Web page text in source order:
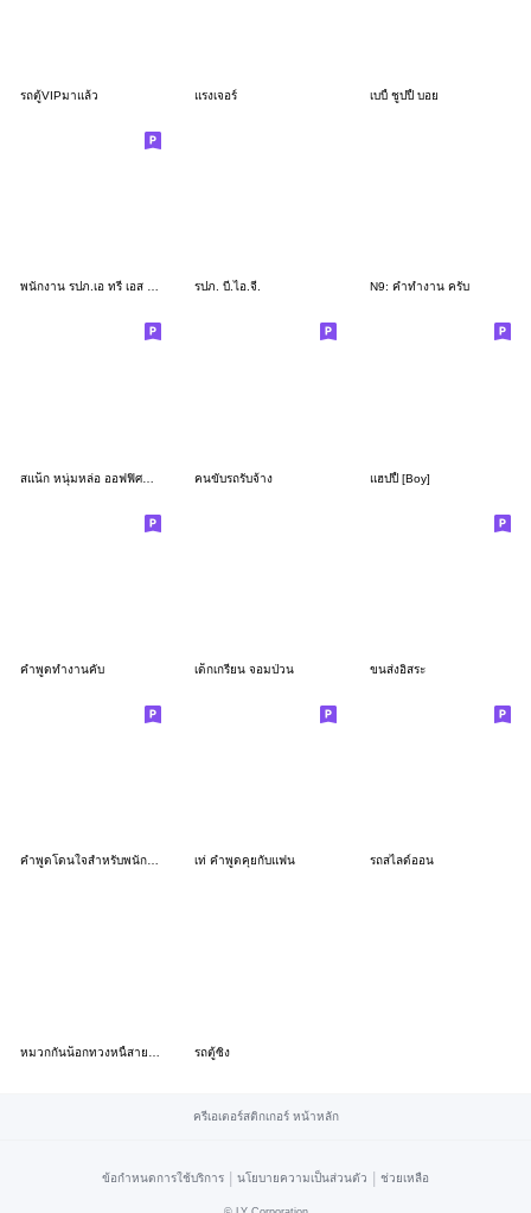
รถตู้VIPมาแล้ว แรงเจอร์ เบบี้ ชูปปี้ บอย
พนักงาน รปภ.เอ ทรี เอส โพรเทคชั่น รปภ. บี.ไอ.จี. N9: คำทำงาน ครับ
คนขับรถรับจ้าง แฮปปี้ [Boy]
คำพูดทำงานคับ เด็กเกรียน จอมป่วน ขนส่งอิสระ
คำพูดโดนใจสำหรับพนักงานขับรถบรรทุก เท่ คำพูดคุยกับแฟน รถสไลด์ออน
รถตู้ซิ่ง
ครีเอเตอร์สติกเกอร์ หน้าหลัก
ข้อกำหนดการใช้บริการ | นโยบายความเป็นส่วนตัว | ช่วยเหลือ